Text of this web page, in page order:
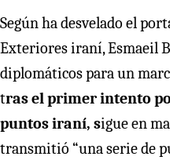
Según ha desvelado el
Exteriores iraní, Esmaeil
diplomáticos para un
tras el primer intento
puntos iraní, sigue en
transmitió “una serie de